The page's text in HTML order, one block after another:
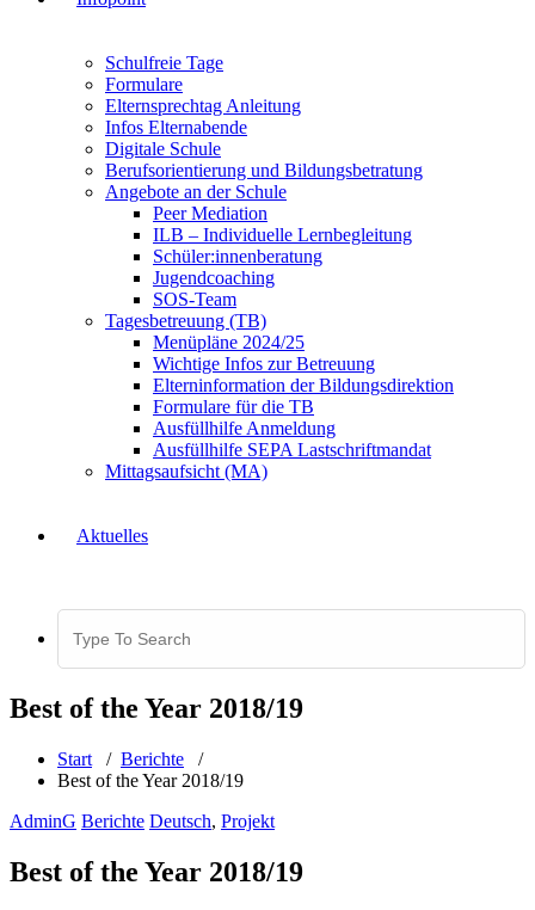
Schulfreie Tage
Formulare
Elternsprechtag Anleitung
Infos Elternabende
Digitale Schule
Berufsorientierung und Bildungsbetratung
Angebote an der Schule
Peer Mediation
ILB – Individuelle Lernbegleitung
Schüler:innenberatung
Jugendcoaching
SOS-Team
Tagesbetreuung (TB)
Menüpläne 2024/25
Wichtige Infos zur Betreuung
Elterninformation der Bildungsdirektion
Formulare für die TB
Ausfüllhilfe Anmeldung
Ausfüllhilfe SEPA Lastschriftmandat
Mittagsaufsicht (MA)
Aktuelles
Search
for:
Best of the Year 2018/19
Start / Berichte /
Best of the Year 2018/19
AdminG Berichte Deutsch, Projekt
Best of the Year 2018/19